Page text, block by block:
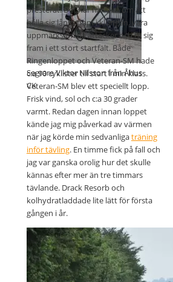
GP-loppet är igång
Segrare Viktor Nilsson från Åhus
CK
presterat. Det har handlat om att
hålla sig långt fram i klungan, vara
uppmärksam på attacker och ta sig
fram i ett stort startfält. Både
Ringenloppet och Veteran-SM hade
c:a 90 cyklister till start i min klass.
Veteran-SM blev ett speciellt lopp.
Frisk vind, sol och c:a 30 grader
varmt. Redan dagen innan loppet
kände jag mig påverkad av värmen
när jag körde min sedvanligaträning
inför tävling. En timme fick på fall och
jag var ganska orolig hur det skulle
kännas efter mer än tre timmars
tävlande. Drack Resorb och
kolhydratladdade lite lätt för första
gången i år.